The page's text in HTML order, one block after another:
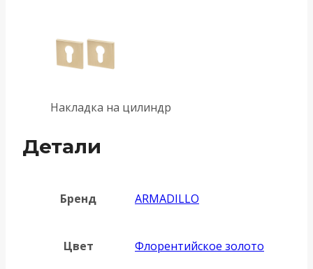
Накладка на цилиндр
Детали
Бренд ARMADILLO
Цвет Флорентийское золото